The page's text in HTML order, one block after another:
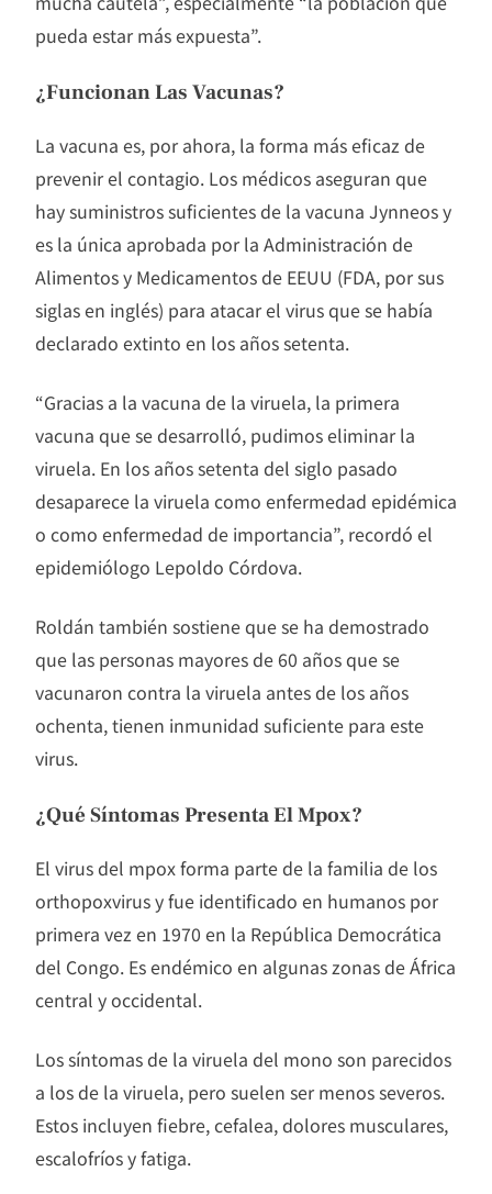
pueda estar más expuesta”.
¿Funcionan Las Vacunas?
La vacuna es, por ahora, la forma más eficaz de
prevenir el contagio. Los médicos aseguran que
hay suministros suficientes de la vacuna Jynneos y
es la única aprobada por la Administración de
Alimentos y Medicamentos de EEUU (FDA, por sus
siglas en inglés) para atacar el virus que se había
declarado extinto en los años setenta.
“Gracias a la vacuna de la viruela, la primera
vacuna que se desarrolló, pudimos eliminar la
viruela. En los años setenta del siglo pasado
desaparece la viruela como enfermedad epidémica
o como enfermedad de importancia”, recordó el
epidemiólogo Lepoldo Córdova.
Roldán también sostiene que se ha demostrado
que las personas mayores de 60 años que se
vacunaron contra la viruela antes de los años
ochenta, tienen inmunidad suficiente para este
virus.
¿Qué Síntomas Presenta El Mpox?
El virus del mpox forma parte de la familia de los
orthopoxvirus y fue identificado en humanos por
primera vez en 1970 en la República Democrática
del Congo. Es endémico en algunas zonas de África
central y occidental.
Los síntomas de la viruela del mono son parecidos
a los de la viruela, pero suelen ser menos severos.
Estos incluyen fiebre, cefalea, dolores musculares,
escalofríos y fatiga.